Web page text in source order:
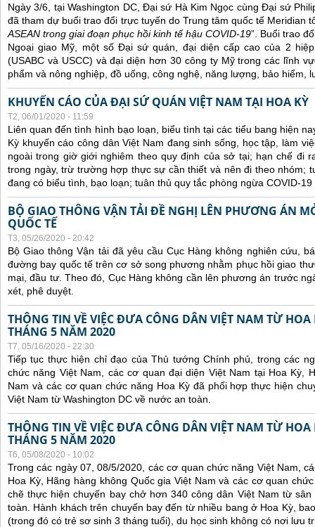
Ngày 3/6, tại Washington DC, Đại sứ Hà Kim Ngọc cùng Đại sứ
đã tham dự buổi trao đổi trực tuyến do Trung tâm quốc tế Meridian
ASEAN trong giai đoạn phục hồi kinh tế hậu COVID-19”. Buổi trao
Ngoại giao Mỹ, một số Đại sứ quán, đại diện cấp cao của 2
(USABC và USCC) và đại diện hơn 30 công ty Mỹ trong các lĩnh
phẩm và nông nghiệp, đồ uống, công nghệ, năng lượng, bảo hiểm,
KHUYẾN CÁO CỦA ĐẠI SỨ QUÁN VIỆT NAM TẠI HOA KỲ
T2, 06/01/2020 - 11:59
Liên quan đến tình hình bạo loạn, biểu tình tại các tiểu bang hiện
Kỳ khuyến cáo công dân Việt Nam đang sinh sống, học tập, làm
ngoài trong giờ giới nghiêm theo quy định của sở tại; hạn chế đi
trong ngày, trừ trường hợp thực sự cần thiết và nên đi theo nhóm; t
đang có biểu tình, bạo loạn; tuân thủ quy tắc phòng ngừa COVID-
BỘ GIAO THÔNG VẬN TẢI ĐỀ NGHỊ LÊN PHƯƠNG ÁN
QUỐC TẾ
T3, 05/26/2020 - 20:42
Bộ Giao thông Vận tải đã yêu cầu Cục Hàng không nghiên cứu,
đường bay quốc tế trên cơ sở song phương nhằm phục hồi giao
mại, đầu tư. Theo đó, Cục Hàng không cần lên phương án trước
xét, phê duyệt.
THÔNG TIN VỀ VIỆC ĐƯA CÔNG DÂN VIỆT NAM TỪ HOA
THÁNG 5 NĂM 2020
T7, 05/16/2020 - 22:30
Tiếp tục thực hiện chỉ đạo của Thủ tướng Chính phủ, trong các
chức năng Việt Nam, các cơ quan đại diện Việt Nam tại Hoa Kỳ,
Nam và các cơ quan chức năng Hoa Kỳ đã phối hợp thực hiện
Việt Nam từ Washington DC về nước an toàn.
THÔNG TIN VỀ VIỆC ĐƯA CÔNG DÂN VIỆT NAM TỪ HOA
THÁNG 5 NĂM 2020
T6, 05/08/2020 - 10:02
Trong các ngày 07, 08/5/2020, các cơ quan chức năng Việt Nam,
Hoa Kỳ, Hãng hàng không Quốc gia Việt Nam và các cơ quan
chẽ thực hiện chuyến bay chở hơn 340 công dân Việt Nam từ
toàn. Hành khách trên chuyến bay đến từ nhiều bang ở Hoa Kỳ,
(trong đó có trẻ sơ sinh 3 tháng tuổi), du học sinh không có nơi lưu